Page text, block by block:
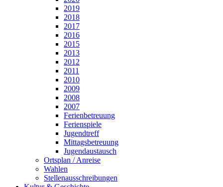
2019
2018
2017
2016
2015
2013
2012
2011
2010
2009
2008
2007
Ferienbetreuung
Ferienspiele
Jugendtreff
Mittagsbetreuung
Jugendaustausch
Ortsplan / Anreise
Wahlen
Stellenausschreibungen